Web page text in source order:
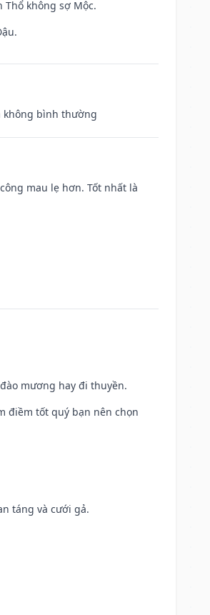
không sợ Mộc.
không bình thường
mau lẹ hơn. Tốt nhất là
mương hay đi thuyền.
điềm tốt quý bạn nên chọn
táng và cưới gả.